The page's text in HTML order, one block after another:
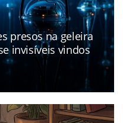
presos na geleira
invisíveis vindos